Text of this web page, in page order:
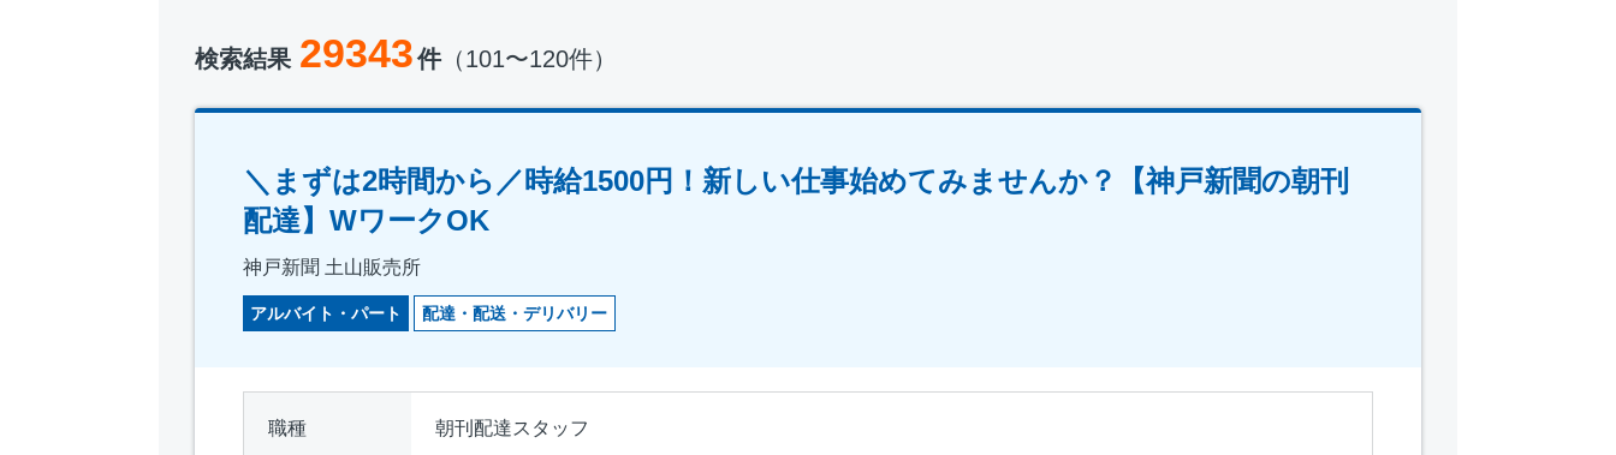
検索結果 29343件（101〜120件）
＼まずは2時間から／時給1500円！新しい仕事始めてみませんか？【神戸新聞の朝刊
配達】WワークOK
神戸新聞 土山販売所
アルバイト・パート 配達・配送・デリバリー
職種 朝刊配達スタッフ